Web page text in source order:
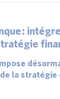
:
la